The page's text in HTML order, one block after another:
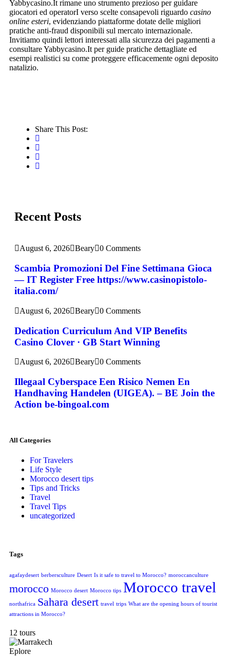
Yabbycasino.It rimane uno strumento prezioso per guidare
giocatori ed operatorI verso scelte consapevoli riguardo casino
online esteri, evidenziando piattaforme dotate delle migliori
pratiche anti‐fraud disponibili sul mercato internazionale.​
Invitiamo quindi lettori interessati alla sicurezza dei pagamenti a
consultare Yabbycasino.It per guide pratiche dettagliate ed
esempi real­isti­ci su come proteggere efficacemente ogni deposito
natalizio.​
Share This Post:
Recent Posts
August 6, 2026 Beary 0 Comments
Scambia Promozioni Del Fine Settimana Gioca
— IT Register Free https://www.casinopistolo-
italia.com/
August 6, 2026 Beary 0 Comments
Dedication Curriculum And VIP Benefits
Casino Clover · GB Start Winning
August 6, 2026 Beary 0 Comments
Illegaal Cyberspace Een Risico Nemen En
Handhaving Handelen (UIGEA). – BE Join the
Action be-bingoal.com
All Categories
For Travelers
Life Style
Morocco desert tips
Tips and Tricks
Travel
Travel Tips
uncategorized
Tags
agafaydesert berbersculture Desert Is it safe to travel to Morocco? moroccanculture
morocco Morocco desert Morocco tips Morocco travel
northafrica Sahara desert travel trips What are the opening hours of tourist
attractions in Morocco?
12 tours
Eplore